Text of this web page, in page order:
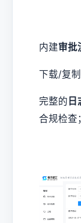
内建审批
下载/复
完整的
合规检查；